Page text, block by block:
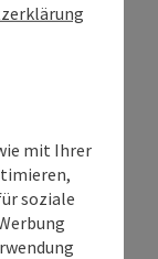
mit Ihrer
soziale